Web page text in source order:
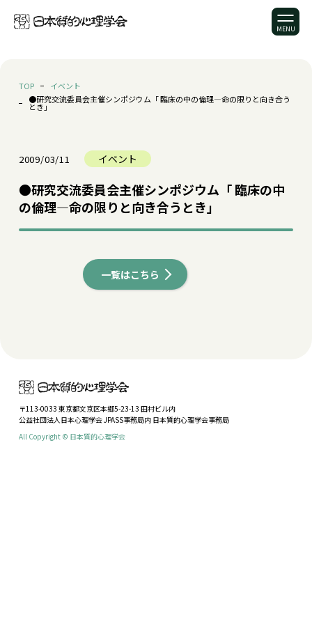
TOP
イベント
●研究交流委員会主催シンポジウム「 臨床の中の倫理—命の限りと向き合う
とき」
2009/03/11 イベント
●研究交流委員会主催シンポジウム「 臨床の中
の倫理—命の限りと向き合うとき」
一覧はこちら
〒113-0033 東京都文京区本郷5-23-13 田村ビル内
公益社団法人日本心理学会 JPASS事務局内 日本質的心理学会事務局
All Copyright © 日本質的心理学会